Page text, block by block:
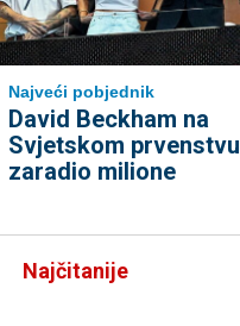
Najveći pobjednik
David Beckham na
Svjetskom prvenstvu
zaradio milione
Najčitanije